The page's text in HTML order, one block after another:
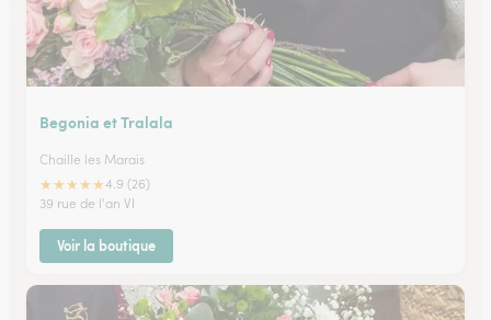
Begonia et Tralala
Chaille les Marais
★★★★★4.9 (26)
39 rue de l'an VI
Voir la boutique